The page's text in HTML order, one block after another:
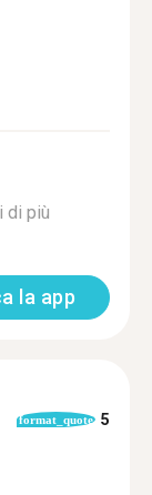
di più
la app
format_quote 5